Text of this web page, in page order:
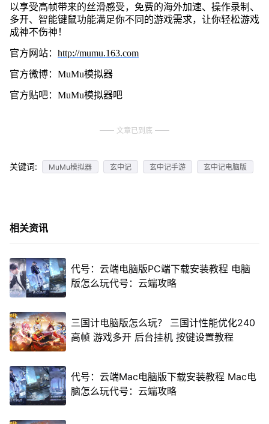
以享受高帧带来的丝滑感受，免费的海外加速、操作录制、
多开、智能键鼠功能满足你不同的游戏需求，让你轻松游戏
成神不伤神！
官方网站： http://mumu.163.com
官方微博：MuMu模拟器
官方贴吧：MuMu模拟器吧
文章已到底
关键词: MuMu模拟器 玄中记 玄中记手游 玄中记电脑版
相关资讯
代号：云端电脑版PC端下载安装教程 电脑
版怎么玩代号：云端攻略
三国计电脑版怎么玩？ 三国计性能优化240
高帧 游戏多开 后台挂机 按键设置教程
代号：云端Mac电脑版下载安装教程 Mac电
脑怎么玩代号：云端攻略